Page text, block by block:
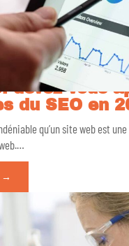
devez-vous
du SEO en
qu’un site web est
…